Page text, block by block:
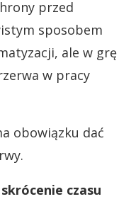
przed
sposobem
ale w grę
w pracy
obowiązku dać
skrócenie czasu